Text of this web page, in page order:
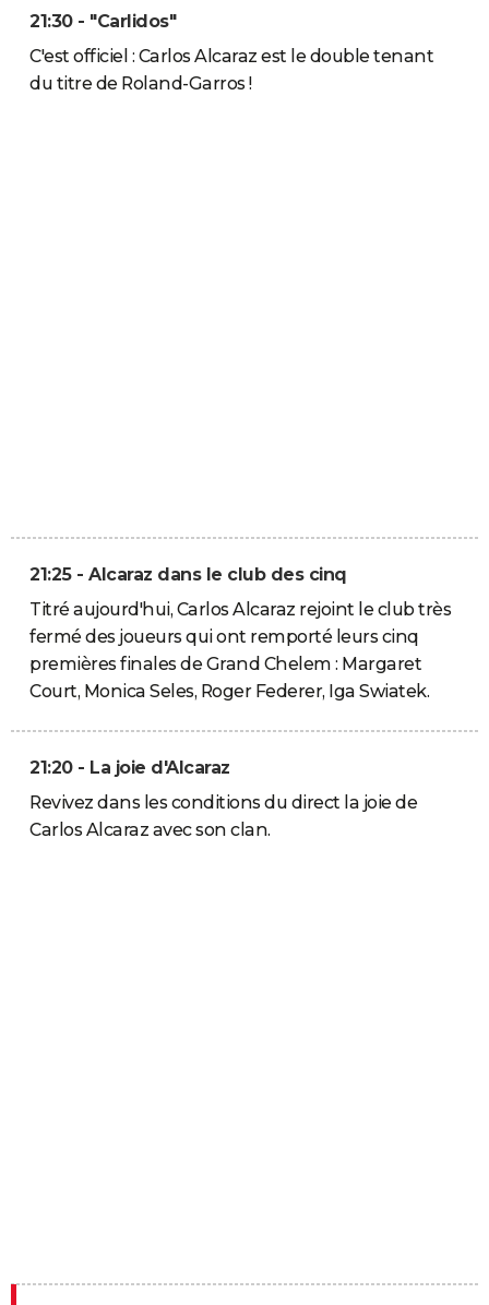
21:30 - "Carlidos"
C'est officiel : Carlos Alcaraz est le double tenant
du titre de Roland-Garros !
21:25 - Alcaraz dans le club des cinq
Titré aujourd'hui, Carlos Alcaraz rejoint le club très
fermé des joueurs qui ont remporté leurs cinq
premières finales de Grand Chelem : Margaret
Court, Monica Seles, Roger Federer, Iga Swiatek.
21:20 - La joie d'Alcaraz
Revivez dans les conditions du direct la joie de
Carlos Alcaraz avec son clan.